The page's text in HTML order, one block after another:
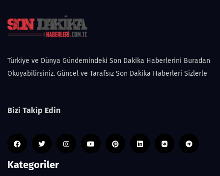
Türkiye ve Dünya Gündemindeki Son Dakika Haberlerini Buradan
Okuyabilirsiniz. Güncel ve Tarafsız Son Dakika Haberleri Sizlerle
Bizi Takip Edin
Kategoriler